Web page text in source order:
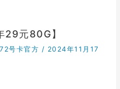
29元80G】
号卡官方 / 2024年11月17